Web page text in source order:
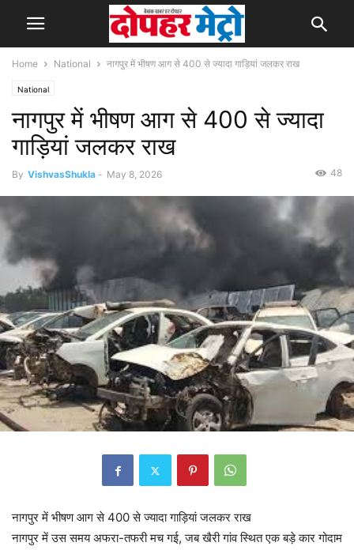
Home National नागपुर में भीषण आग से 400 से ज्यादा गाड़ियां जलकर राख
National
नागपुर में भीषण आग से 400 से ज्यादा
गाड़ियां जलकर राख
By VishvasShukla - May 8, 2026 48
नागपुर में भीषण आग से 400 से ज्यादा गाड़ियां जलकर राख
नागपुर में उस समय अफरा-तफरी मच गई, जब खैरी गांव स्थित एक बड़े कार गोदाम